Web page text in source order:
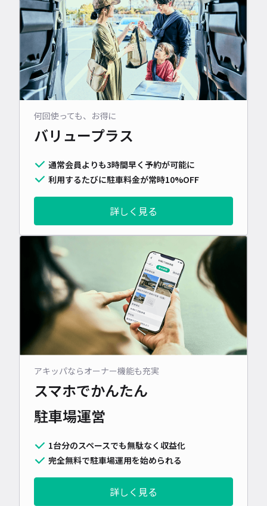
何回使っても、お得に
バリュープラス
通常会員よりも3時間早く予約が可能に
利用するたびに駐車料金が常時10%OFF
詳しく見る
アキッパならオーナー機能も充実
スマホでかんたん
駐車場運営
1台分のスペースでも無駄なく収益化
完全無料で駐車場運用を始められる
詳しく見る